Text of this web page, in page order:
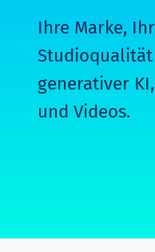
Ihre Marke,
generativer
und Videos.